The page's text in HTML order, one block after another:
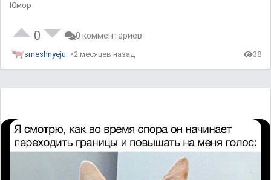
Юмор
0 0 комментариев
smeshnyeju 2 месяцев назад 38